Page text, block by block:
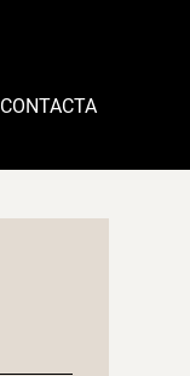
CONTACTA